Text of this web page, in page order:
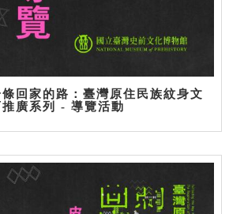
條回家的路：臺灣原住民族紋身文
廣系列 - 導覽活動